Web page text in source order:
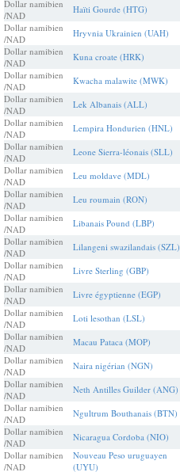
Dollar namibien
/NAD
Haïti Gourde (HTG)
Dollar namibien
/NAD
Hryvnia Ukrainien (UAH)
Dollar namibien
/NAD
Kuna croate (HRK)
Dollar namibien
/NAD
Kwacha malawite (MWK)
Dollar namibien
/NAD
Lek Albanais (ALL)
Dollar namibien
/NAD
Lempira Hondurien (HNL)
Dollar namibien
/NAD
Leone Sierra-léonais (SLL)
Dollar namibien
/NAD
Leu moldave (MDL)
Dollar namibien
/NAD
Leu roumain (RON)
Dollar namibien
/NAD
Libanais Pound (LBP)
Dollar namibien
/NAD
Lilangeni swazilandais (SZL)
Dollar namibien
/NAD
Livre Sterling (GBP)
Dollar namibien
/NAD
Livre égyptienne (EGP)
Dollar namibien
/NAD
Loti lesothan (LSL)
Dollar namibien
/NAD
Macau Pataca (MOP)
Dollar namibien
/NAD
Naira nigérian (NGN)
Dollar namibien
/NAD
Neth Antilles Guilder (ANG)
Dollar namibien
/NAD
Ngultrum Bouthanais (BTN)
Dollar namibien
/NAD
Nicaragua Cordoba (NIO)
Dollar namibien
/NAD
Nouveau Peso uruguayen
(UYU)